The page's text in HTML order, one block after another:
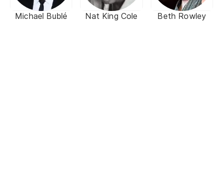
Michael Bublé Nat King Cole Beth Rowley